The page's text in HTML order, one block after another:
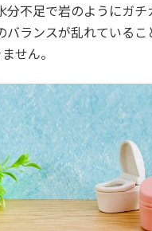
分不足で岩のようにガ
ランスが乱れている
せん。